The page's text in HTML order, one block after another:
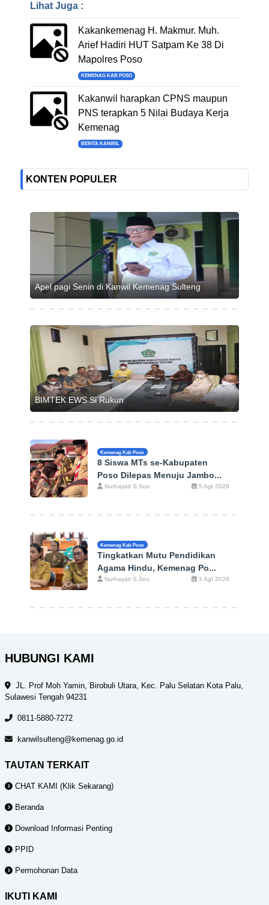
Lihat Juga :
Kakankemenag H. Makmur. Muh.
Arief Hadiri HUT Satpam Ke 38 Di
Mapolres Poso
KEMENAG KAB POSO
Kakanwil harapkan CPNS maupun
PNS terapkan 5 Nilai Budaya Kerja
Kemenag
BERITA KANWIL
KONTEN POPULER
Apel pagi Senin di Kanwil Kemenag Sulteng
BIMTEK EWS Si Rukun
Kemenag Kab Poso
8 Siswa MTs se-Kabupaten
Poso Dilepas Menuju Jambo...
Nurhayati S.Sos 5 Agt 2026
Kemenag Kab Poso
Tingkatkan Mutu Pendidikan
Agama Hindu, Kemenag Po...
Nurhayati S.Sos 3 Agt 2026
HUBUNGI KAMI
JL. Prof Moh Yamin, Birobuli Utara, Kec. Palu Selatan Kota Palu,
Sulawesi Tengah 94231
0811-5880-7272
kanwilsulteng@kemenag.go.id
TAUTAN TERKAIT
CHAT KAMI (Klik Sekarang)
Beranda
Download Informasi Penting
PPID
Permohonan Data
IKUTI KAMI